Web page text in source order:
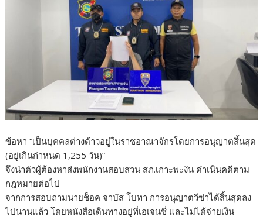
ข้อหา “เป็นบุคคลต่างด้าวอยู่ในราชอาณาจักรโดยการอนุญาตสิ้นสุด
(อยู่เกินกำหนด 1,255 วัน)”
จึงนำตัวผู้ต้องหาส่งพนักงานสอบสวน สภ.เกาะพะงัน ดำเนินคดีตาม
กฎหมายต่อไป
จากการสอบถามนายช็อค จาบัส โบทา การอนุญาตวีซ่าได้สิ้นสุดลง
ไปนานแล้ว โดยหนังสือเดินทางอยู่ที่เอเจนซี่ และไม่ได้จ่ายเงิน